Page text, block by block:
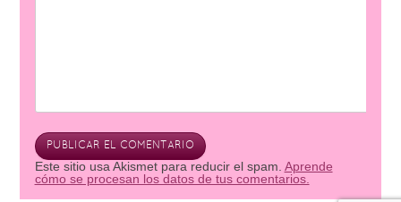
Este sitio usa Akismet para reducir el spam. Aprende
cómo se procesan los datos de tus comentarios.